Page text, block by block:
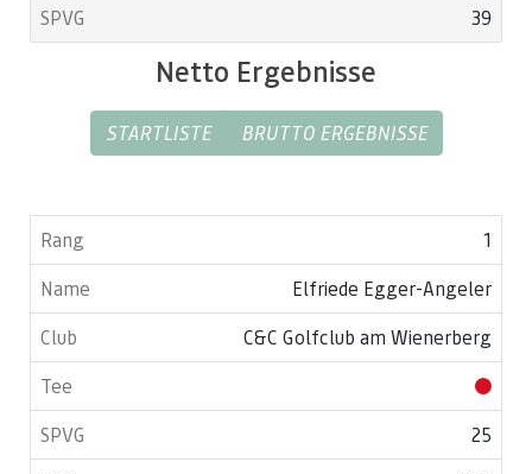
39
Netto Ergebnisse
STARTLISTE BRUTTO ERGEBNISSE
1
Elfriede Egger-Angeler
C&C Golfclub am Wienerberg
25